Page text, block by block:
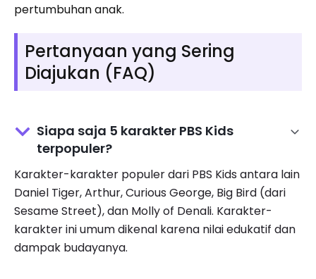
pertumbuhan anak.
Pertanyaan yang Sering
Diajukan (FAQ)
Siapa saja 5 karakter PBS Kids
terpopuler?
Karakter-karakter populer dari PBS Kids antara lain
Daniel Tiger, Arthur, Curious George, Big Bird (dari
Sesame Street), dan Molly of Denali. Karakter-
karakter ini umum dikenal karena nilai edukatif dan
dampak budayanya.